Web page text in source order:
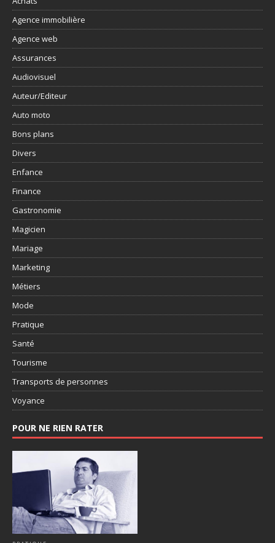
Agence immobilière
Agence web
Assurances
Audiovisuel
Auteur/Editeur
Auto moto
Bons plans
Divers
Enfance
Finance
Gastronomie
Magicien
Mariage
Marketing
Métiers
Mode
Pratique
Santé
Tourisme
Transports de personnes
Voyance
POUR NE RIEN RATER